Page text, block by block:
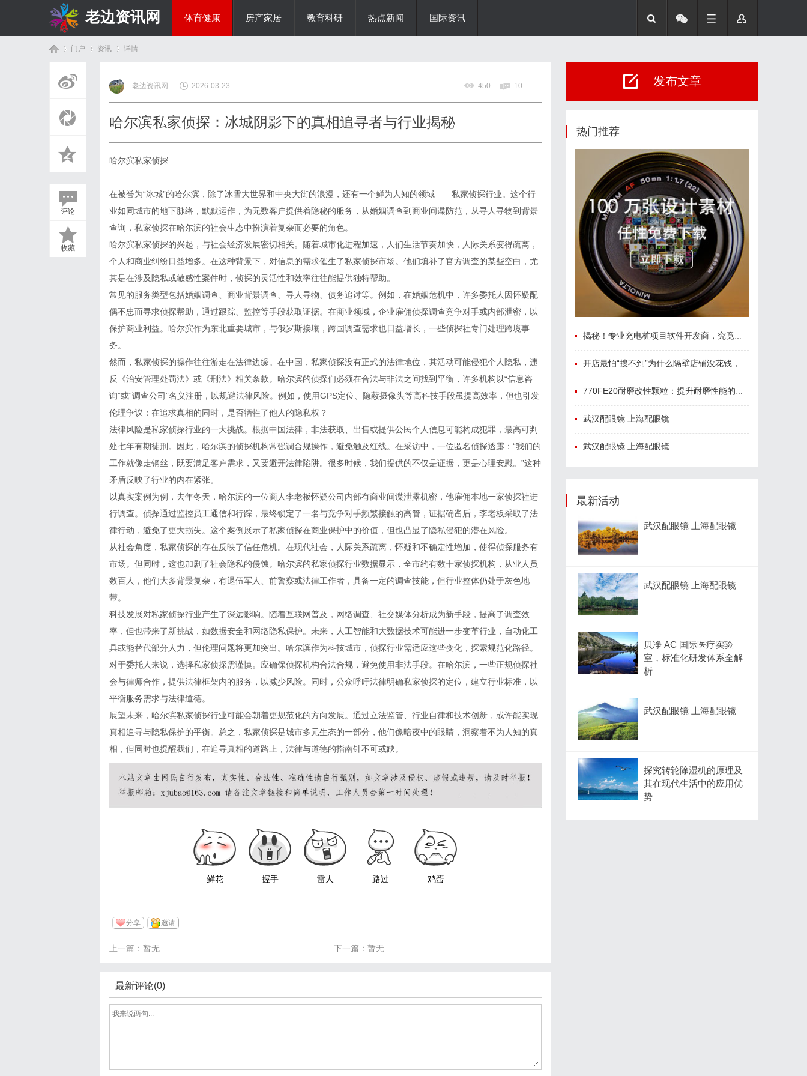
老边资讯网 体育健康 房产家居 教育科研 热点新闻 国际资讯
门户 资讯
›
详情
评论
收藏
老边资讯网 2026-03-23 450 10
哈尔滨私家侦探：冰城阴影下的真相追寻者与行业揭秘
哈尔滨私家侦探
在被誉为“冰城”的哈尔滨，除了冰雪大世界和中央大街的浪漫，还有一个鲜为人知的领域——私家侦探行业。这个行
业如同城市的地下脉络，默默运作，为无数客户提供着隐秘的服务，从婚姻调查到商业间谍防范，从寻人寻物到背景
查询，私家侦探在哈尔滨的社会生态中扮演着复杂而必要的角色。
哈尔滨私家侦探的兴起，与社会经济发展密切相关。随着城市化进程加速，人们生活节奏加快，人际关系变得疏离，
个人和商业纠纷日益增多。在这种背景下，对信息的需求催生了私家侦探市场。他们填补了官方调查的某些空白，尤
其是在涉及隐私或敏感性案件时，侦探的灵活性和效率往往能提供独特帮助。
常见的服务类型包括婚姻调查、商业背景调查、寻人寻物、债务追讨等。例如，在婚姻危机中，许多委托人因怀疑配
偶不忠而寻求侦探帮助，通过跟踪、监控等手段获取证据。在商业领域，企业雇佣侦探调查竞争对手或内部泄密，以
保护商业利益。哈尔滨作为东北重要城市，与俄罗斯接壤，跨国调查需求也日益增长，一些侦探社专门处理跨境事
务。
然而，私家侦探的操作往往游走在法律边缘。在中国，私家侦探没有正式的法律地位，其活动可能侵犯个人隐私，违
反《治安管理处罚法》或《刑法》相关条款。哈尔滨的侦探们必须在合法与非法之间找到平衡，许多机构以“信息咨
询”或“调查公司”名义注册，以规避法律风险。例如，使用GPS定位、隐蔽摄像头等高科技手段虽提高效率，但也引发
伦理争议：在追求真相的同时，是否牺牲了他人的隐私权？
法律风险是私家侦探行业的一大挑战。根据中国法律，非法获取、出售或提供公民个人信息可能构成犯罪，最高可判
处七年有期徒刑。因此，哈尔滨的侦探机构常强调合规操作，避免触及红线。在采访中，一位匿名侦探透露：“我们的
工作就像走钢丝，既要满足客户需求，又要避开法律陷阱。很多时候，我们提供的不仅是证据，更是心理安慰。”这种
矛盾反映了行业的内在紧张。
以真实案例为例，去年冬天，哈尔滨的一位商人李老板怀疑公司内部有商业间谍泄露机密，他雇佣本地一家侦探社进
行调查。侦探通过监控员工通信和行踪，最终锁定了一名与竞争对手频繁接触的高管，证据确凿后，李老板采取了法
律行动，避免了更大损失。这个案例展示了私家侦探在商业保护中的价值，但也凸显了隐私侵犯的潜在风险。
从社会角度，私家侦探的存在反映了信任危机。在现代社会，人际关系疏离，怀疑和不确定性增加，使得侦探服务有
市场。但同时，这也加剧了社会隐私的侵蚀。哈尔滨的私家侦探行业数据显示，全市约有数十家侦探机构，从业人员
数百人，他们大多背景复杂，有退伍军人、前警察或法律工作者，具备一定的调查技能，但行业整体仍处于灰色地
带。
科技发展对私家侦探行业产生了深远影响。随着互联网普及，网络调查、社交媒体分析成为新手段，提高了调查效
率，但也带来了新挑战，如数据安全和网络隐私保护。未来，人工智能和大数据技术可能进一步变革行业，自动化工
具或能替代部分人力，但伦理问题将更加突出。哈尔滨作为科技城市，侦探行业需适应这些变化，探索规范化路径。
对于委托人来说，选择私家侦探需谨慎。应确保侦探机构合法合规，避免使用非法手段。在哈尔滨，一些正规侦探社
会与律师合作，提供法律框架内的服务，以减少风险。同时，公众呼吁法律明确私家侦探的定位，建立行业标准，以
平衡服务需求与法律道德。
展望未来，哈尔滨私家侦探行业可能会朝着更规范化的方向发展。通过立法监管、行业自律和技术创新，或许能实现
真相追寻与隐私保护的平衡。总之，私家侦探是城市多元生态的一部分，他们像暗夜中的眼睛，洞察着不为人知的真
相，但同时也提醒我们，在追寻真相的道路上，法律与道德的指南针不可或缺。
鲜花 握手 雷人 路过 鸡蛋
分享 邀请
下一篇：暂无
上一篇：暂无
最新评论(0)
发布文章
热门推荐
揭秘！专业充电桩项目软件开发商，究竟藏着哪些行业秘诀？
开店最怕“搜不到”为什么隔壁店铺没花钱，ai却天天给他免费派单？
770FE20耐磨改性颗粒：提升耐磨性能的革命性材料
武汉配眼镜 上海配眼镜
武汉配眼镜 上海配眼镜
最新活动
武汉配眼镜 上海配眼镜
武汉配眼镜 上海配眼镜
贝净 AC 国际医疗实验
室，标准化研发体系全解
析
武汉配眼镜 上海配眼镜
探究转轮除湿机的原理及
其在现代生活中的应用优
势